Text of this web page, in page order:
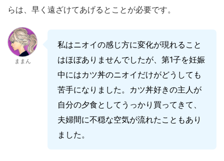
らは、早く遠ざけてあげるとことが必要です。
ままん
私はニオイの感じ方に変化が現れること
はほぼありませんでしたが、第1子を妊娠
中にはカツ丼のニオイだけがどうしても
苦手になりました。カツ丼好きの主人が
自分の夕食としてうっかり買ってきて、
夫婦間に不穏な空気が流れたこともあり
ました。